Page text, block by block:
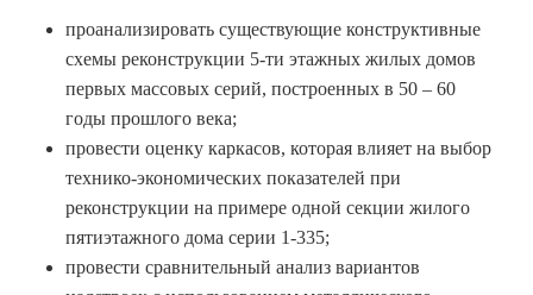
проанализировать существующие конструктивные
схемы реконструкции 5-ти этажных жилых домов
первых массовых серий, построенных в 50 – 60
годы прошлого века;
провести оценку каркасов, которая влияет на выбор
технико-экономических показателей при
реконструкции на примере одной секции жилого
пятиэтажного дома серии 1-335;
провести сравнительный анализ вариантов